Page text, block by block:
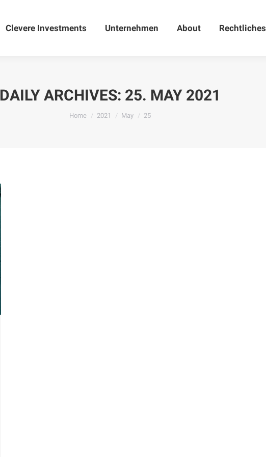
Clevere Investments Unternehmen About Rechtliches
DAILY ARCHIVES: 25. MAY 2021
You are here:
Home 2021 May 25
Clevere Investments Unternehmen About Rechtliches